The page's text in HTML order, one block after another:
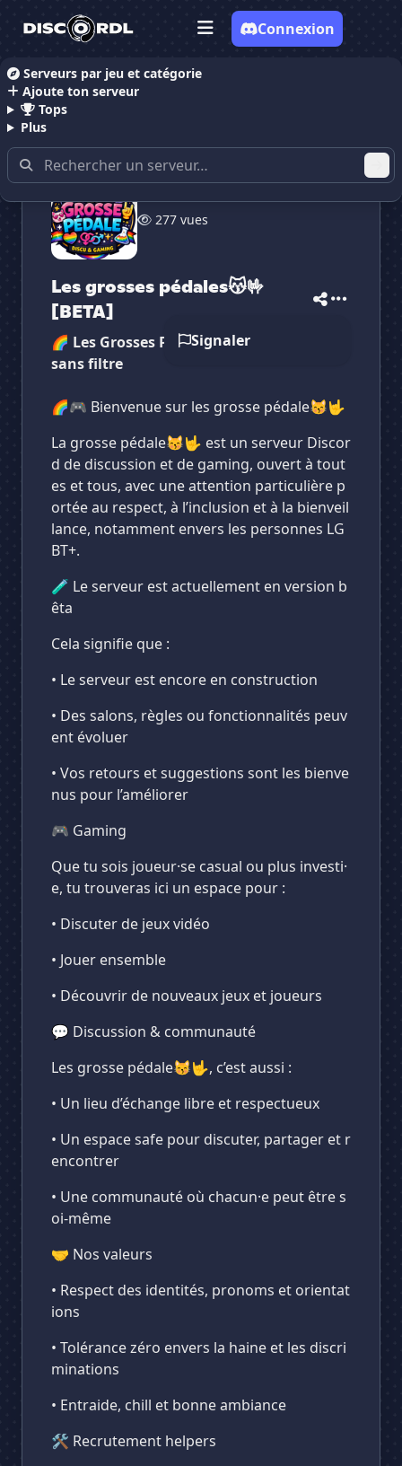
Serveurs par jeu et catégorie
Ajoute ton serveur
Tops
Plus
Connexion
Accueil Serveurs Discord LGBT
277 vues
Les grosses pédales😽🤟
[BETA]
Signaler
🌈 Les Grosses Pédales – Gaming LGBT+
sans filtre
🌈🎮 Bienvenue sur les grosse pédale😽🤟
La grosse pédale😽🤟 est un serveur Discor
d de discussion et de gaming, ouvert à tout
es et tous, avec une attention particulière p
ortée au respect, à l’inclusion et à la bienveil
lance, notamment envers les personnes LG
BT+.
🧪 Le serveur est actuellement en version b
êta
Cela signifie que :
• Le serveur est encore en construction
• Des salons, règles ou fonctionnalités peuv
ent évoluer
• Vos retours et suggestions sont les bienve
nus pour l’améliorer
🎮 Gaming
Que tu sois joueur·se casual ou plus investi·
e, tu trouveras ici un espace pour :
• Discuter de jeux vidéo
• Jouer ensemble
• Découvrir de nouveaux jeux et joueurs
💬 Discussion & communauté
Les grosse pédale😽🤟, c’est aussi :
• Un lieu d’échange libre et respectueux
• Un espace safe pour discuter, partager et r
encontrer
• Une communauté où chacun·e peut être s
oi-même
🤝 Nos valeurs
• Respect des identités, pronoms et orientat
ions
• Tolérance zéro envers la haine et les discri
minations
• Entraide, chill et bonne ambiance
🛠️ Recrutement helpers
Vote pourLes grosses pédal...
Les grosses péd...
Es-tu sûr de vouloir supprimer ton avis de ce
serveur ?
Les grosses pédal...